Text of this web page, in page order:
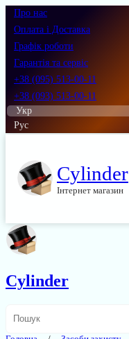
Про нас
Оплата і Доставка
Графік роботи
Гарантія та сервіс
+38 (095) 513-00-11
+38 (093) 513-00-11
Укр
Рус
Cylinder
Інтернет магазин
Cylinder